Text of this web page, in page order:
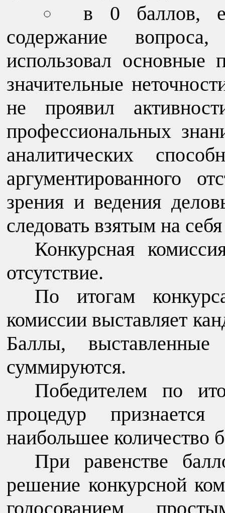
в 0 баллов,
содержание
использовал основные
значительные
не проявил
профессиональных
аналитических
аргументированного
зрения и ведения
следовать взятым на
Конкурсная
отсутствие.
По итогам
комиссии выставляет
Баллы,
суммируются.
Победителем по
процедур
наибольшее количество
При равенстве
решение конкурсной
голосованием